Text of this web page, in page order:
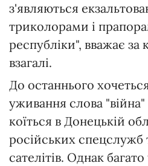
з'являються
триколорами і
республіки", вважає за
взагалі.
До останнього
уживання слова
коїться в Донецькій
російських спецслужб
сателітів. Однак